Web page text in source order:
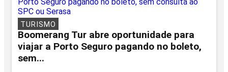
TURISMO
Boomerang Tur abre oportunidade para
viajar a Porto Seguro pagando no boleto,
sem...